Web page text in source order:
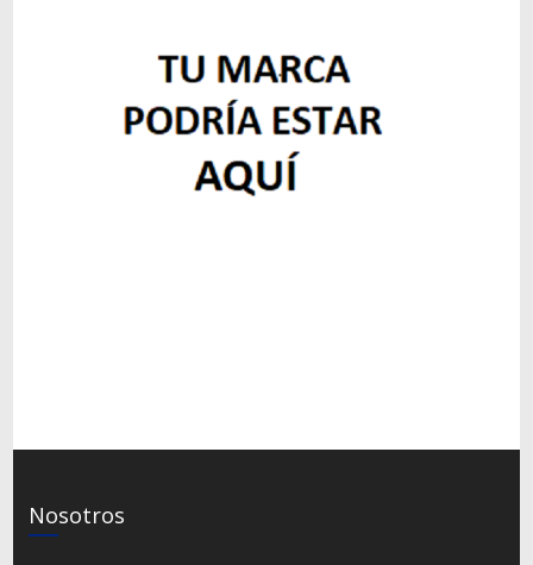
Nosotros